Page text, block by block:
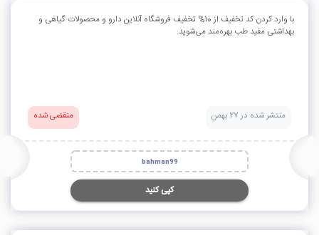
با وارد کردن کد تخفیف از 10% تخفیف فروشگاه آنلاین دارو و محصولات گیاهی و
بهداشتی مفید طب بهره‌مند می‌شوید.
منتشر شده در 27 بهمن منقضی شده
bahman99
کپی کنید